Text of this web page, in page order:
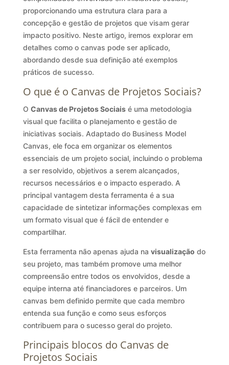
proporcionando uma estrutura clara para a
concepção e gestão de projetos que visam gerar
impacto positivo. Neste artigo, iremos explorar em
detalhes como o canvas pode ser aplicado,
abordando desde sua definição até exemplos
práticos de sucesso.
O que é o Canvas de Projetos Sociais?
O Canvas de Projetos Sociaisé uma metodologia
visual que facilita o planejamento e gestão de
iniciativas sociais. Adaptado do Business Model
Canvas, ele foca em organizar os elementos
essenciais de um projeto social, incluindo o problema
a ser resolvido, objetivos a serem alcançados,
recursos necessários e o impacto esperado. A
principal vantagem desta ferramenta é a sua
capacidade de sintetizar informações complexas em
um formato visual que é fácil de entender e
compartilhar.
Esta ferramenta não apenas ajuda na visualização do
seu projeto, mas também promove uma melhor
compreensão entre todos os envolvidos, desde a
equipe interna até financiadores e parceiros. Um
canvas bem definido permite que cada membro
entenda sua função e como seus esforços
contribuem para o sucesso geral do projeto.
Principais blocos do Canvas de
Projetos Sociais